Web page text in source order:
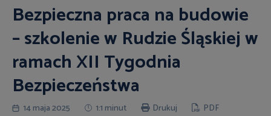
Bezpieczna praca na budowie
– szkolenie w Rudzie Śląskiej w
ramach XII Tygodnia
Bezpieczeństwa
14 maja 2025 1:1 minut Drukuj PDF